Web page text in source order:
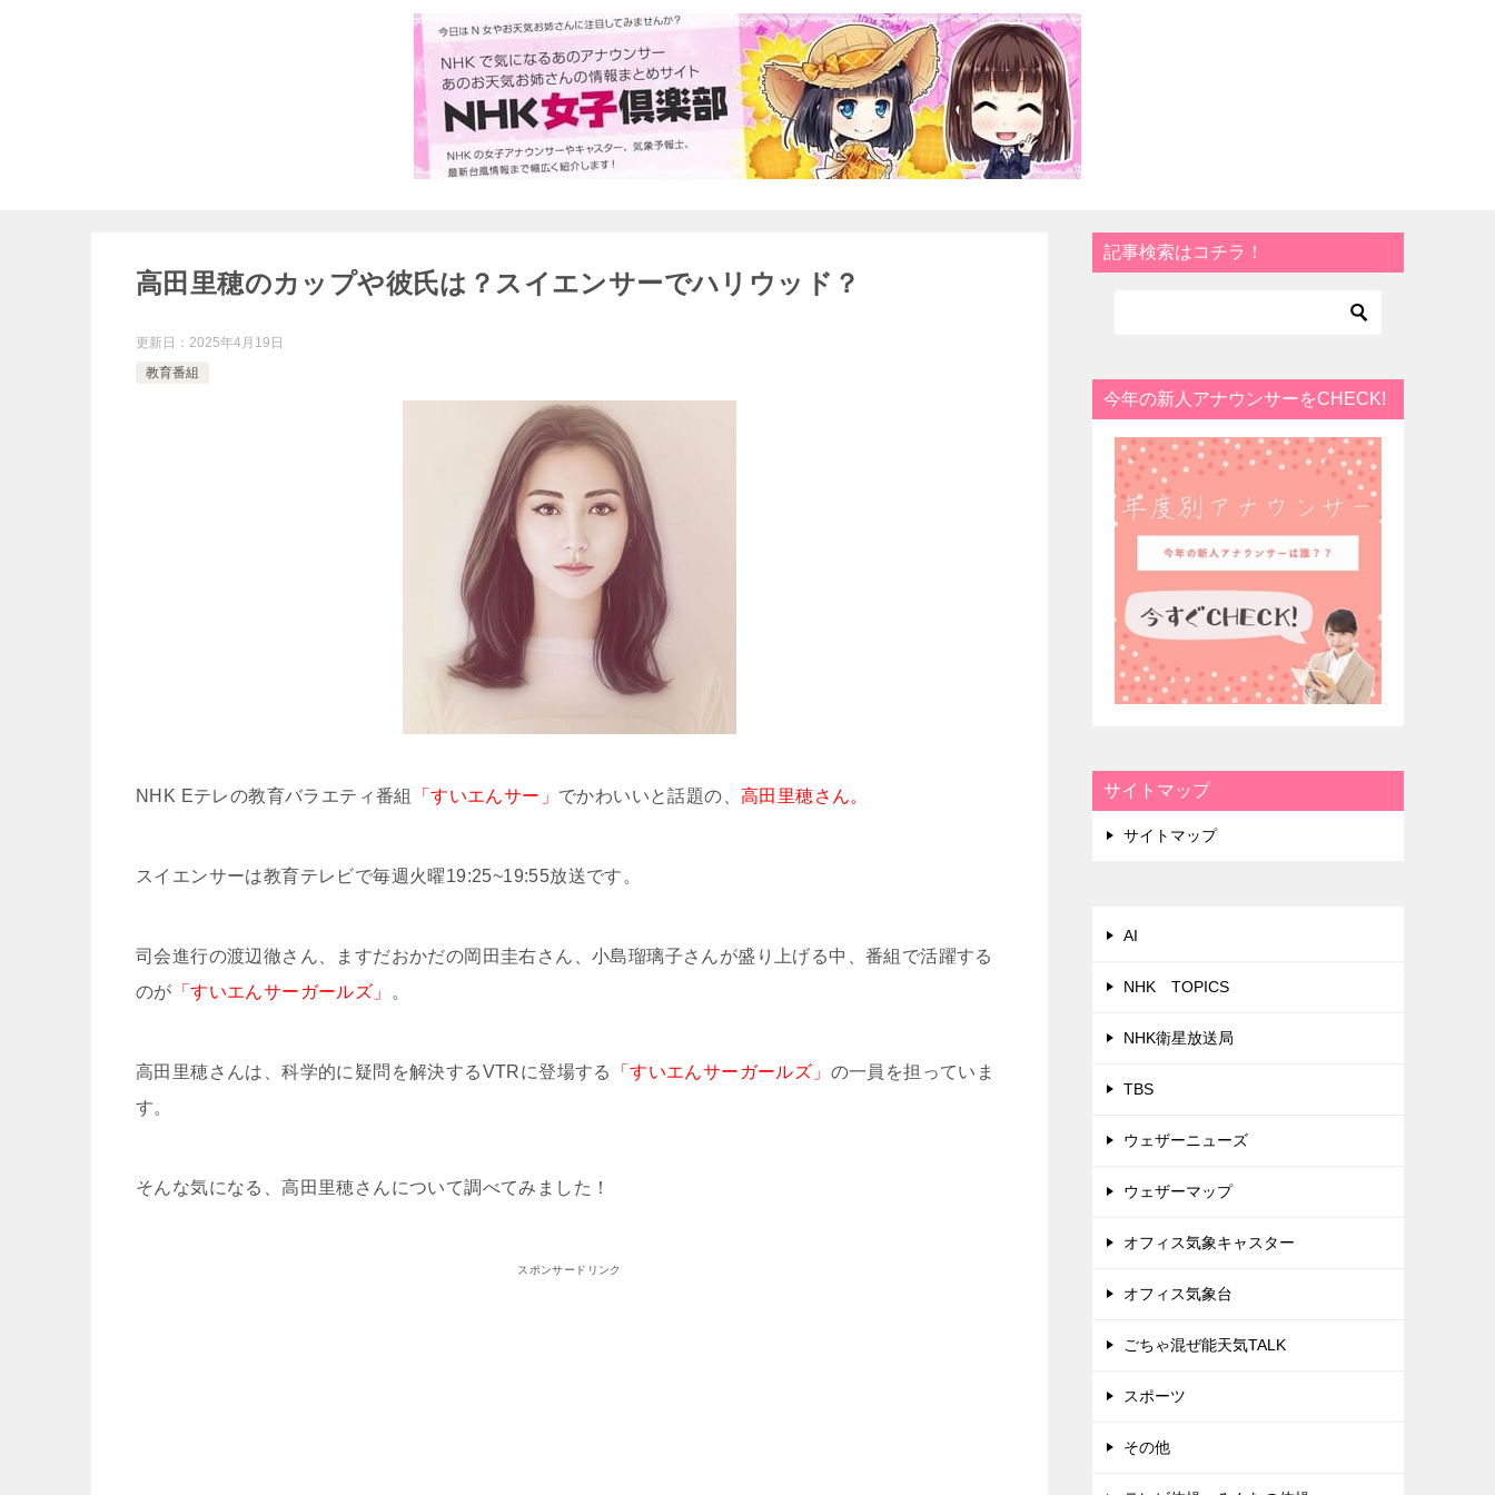
高田里穂のカップや彼氏は？スイエンサーでハリウッド？
更新日： 2025年4月19日
教育番組
NHK Eテレの教育バラエティ番組 「すいエんサー」 でかわいいと話題の、高田里穂さん。
スイエンサーは教育テレビで毎週火曜19:25~19:55放送です。
司会進行の渡辺徹さん、ますだおかだの岡田圭右さん、小島瑠璃子さんが盛り上げる中、番組で活躍する
のが 「すいエんサーガールズ」 。
高田里穂さんは、科学的に疑問を解決するVTRに登場する 「すいエんサーガールズ」 の一員を担っていま
す。
そんな気になる、高田里穂さんについて調べてみました！
スポンサードリンク
記事検索はコチラ！
今年の新人アナウンサーをCHECK!
サイトマップ
サイトマップ
AI
NHK TOPICS
NHK衛星放送局
TBS
ウェザーニューズ
ウェザーマップ
オフィス気象キャスター
オフィス気象台
ごちゃ混ぜ能天気TALK
スポーツ
その他